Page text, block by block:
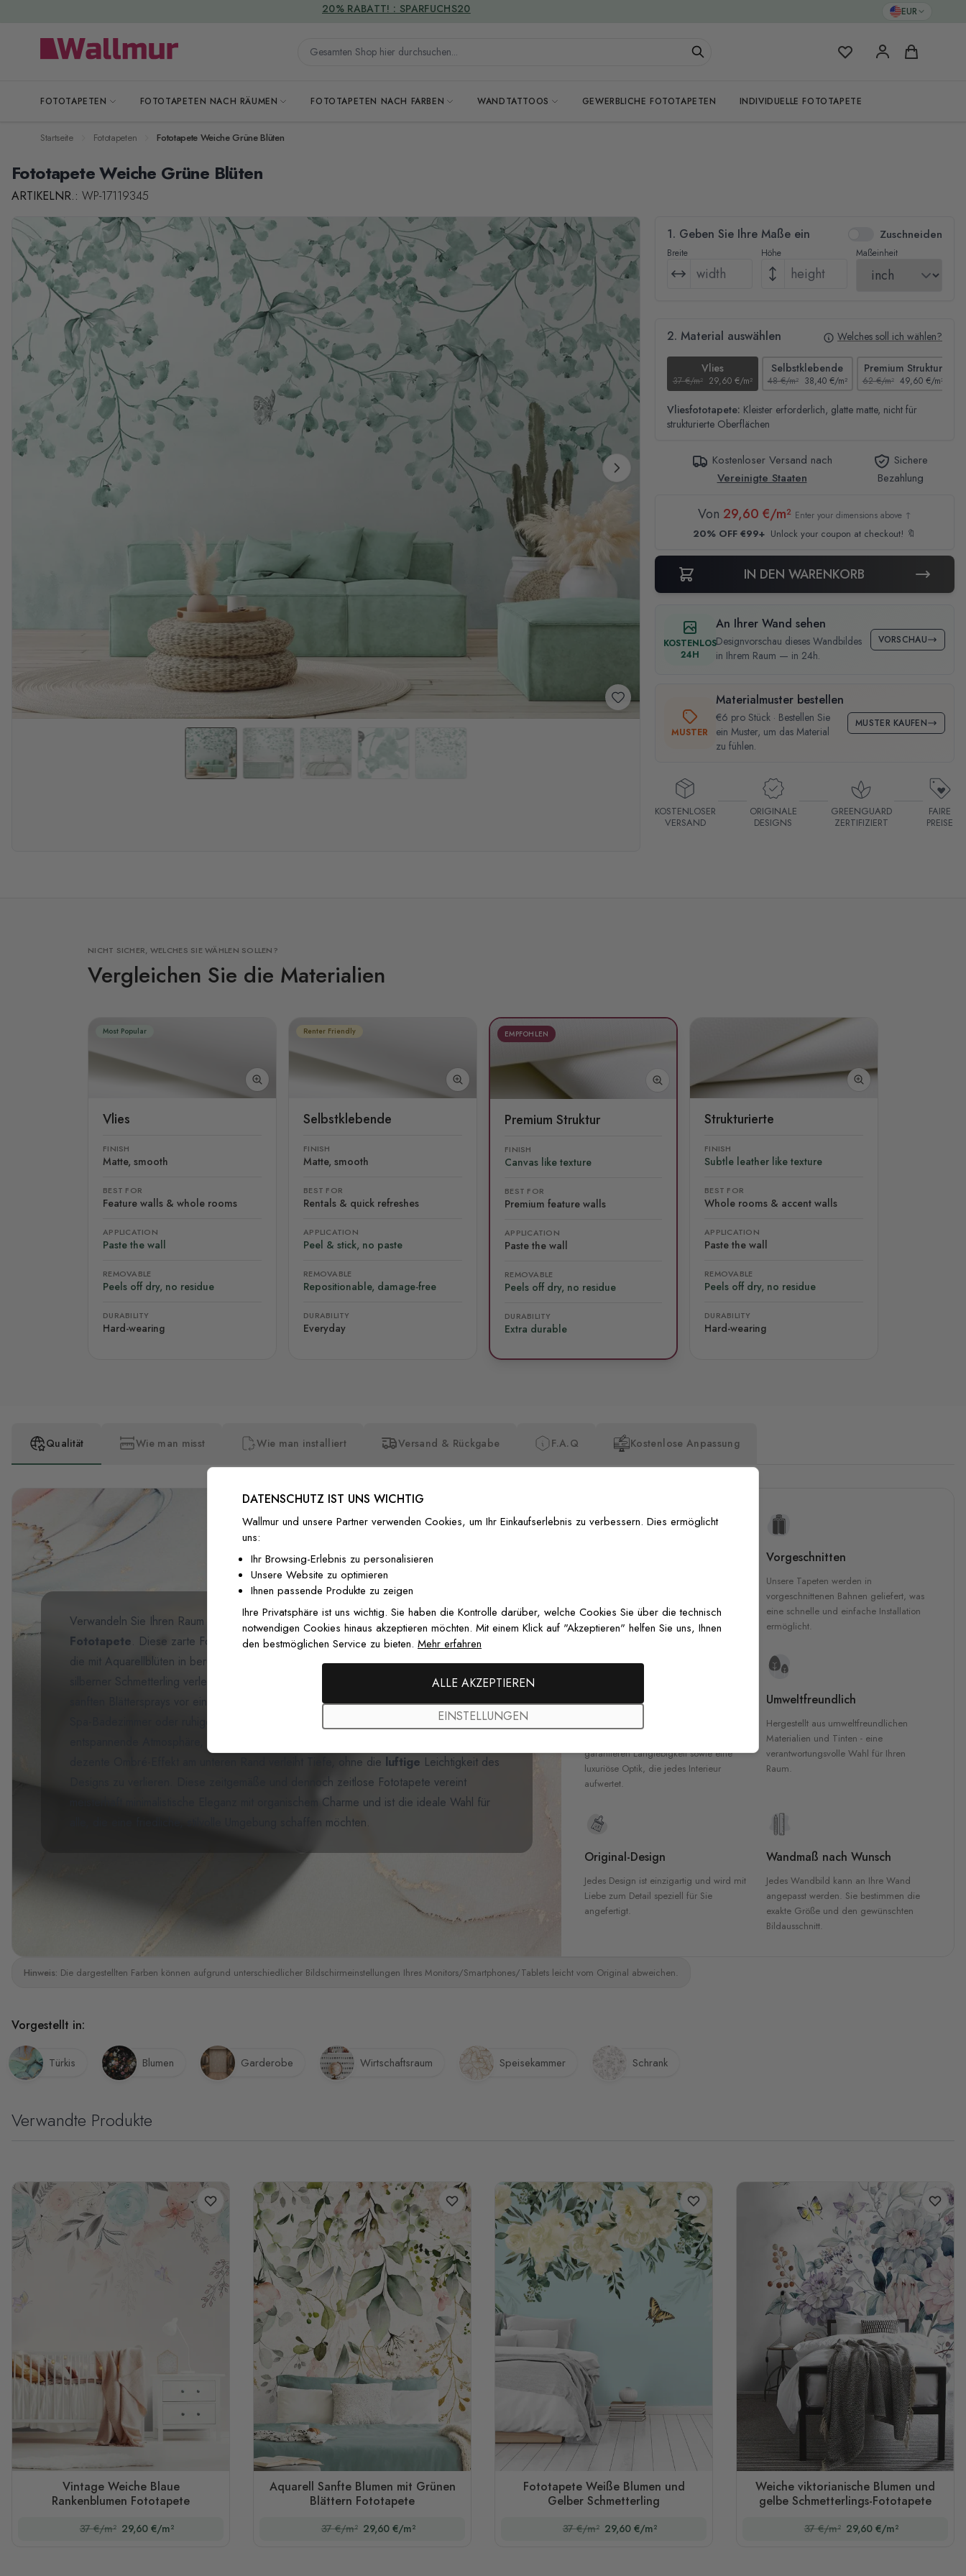
EUR
Gesamten Shop hier durchsuchen... Meine FavoritenWarenkorb
FOTOTAPETEN FOTOTAPETEN NACH RÄUMEN FOTOTAPETEN NACH FARBEN WANDTATTOOS GEWERBLICHE FOTOTAPETEN INDIVIDUELLE FOTOTAPETE
VERSANDKOSTENFREI
Startseite Fototapeten Fototapete Weiche Grüne Blüten
Fototapete Weiche Grüne Blüten
ARTIKELNR.: WP-17119345
1. Geben Sie Ihre Maße ein Zuschneiden
Breite Höhe Maßeinheit
2. Material auswählen Welches soll ich wählen?
Vlies
37 €/m² 29,60 €/m²
Selbstklebende
48 €/m² 38,40 €/m²
Premium Struktur
62 €/m² 49,60 €/m²
Vliesfototapete: Kleister erforderlich, glatte matte, nicht für
strukturierte Oberflächen
Kostenloser Versand nach
Vereinigte Staaten
Sichere
Bezahlung
Von 29,60 €/m² Enter your dimensions above ↑
20% OFF €99+ Unlock your coupon at checkout! 🔖
IN DEN WARENKORB
KOSTENLOS
24H
An Ihrer Wand sehen
Designvorschau dieses Wandbildes
in Ihrem Raum — in 24h.
VORSCHAU
MUSTER
Materialmuster bestellen
€6 pro Stück · Bestellen Sie
ein Muster, um das Material
zu fühlen.
MUSTER KAUFEN
KOSTENLOSER
VERSAND
ORIGINALE
DESIGNS
GREENGUARD
ZERTIFIZIERT
FAIRE
PREISE
NICHT SICHER, WELCHES SIE WÄHLEN SOLLEN?
Vergleichen Sie die Materialien
Most Popular
Vlies
FINISH
Matte, smooth
BEST FOR
Feature walls & whole rooms
APPLICATION
Paste the wall
REMOVABLE
Peels off dry, no residue
DURABILITY
Hard-wearing
Renter Friendly
Selbstklebende
FINISH
Matte, smooth
BEST FOR
Rentals & quick refreshes
APPLICATION
Peel & stick, no paste
REMOVABLE
Repositionable, damage-free
DURABILITY
Everyday
EMPFOHLEN
Premium Struktur
FINISH
Canvas like texture
BEST FOR
Premium feature walls
APPLICATION
Paste the wall
REMOVABLE
Peels off dry, no residue
DURABILITY
Extra durable
Strukturierte
FINISH
Subtle leather like texture
BEST FOR
Whole rooms & accent walls
APPLICATION
Paste the wall
REMOVABLE
Peels off dry, no residue
DURABILITY
Hard-wearing
Qualität Wie man misst Wie man installiert Versand & Rückgabe F.A.Q Kostenlose Anpassung
Verwandeln Sie Ihren Raum in eine ruhige Oase mit unsererSanften Grünen Blüten-
Fototapete. Diese zarte Fototapete fängt die Schönheit herabhängender Zweige ein,
die mit Aquarellblüten in beruhigenden Salbeigrüntönen geschmückt sind. Ein einzelner
silberner Schmetterling verleiht einen Hauch von Verspieltheit, tanzend zwischen den
sanften Blättersprays vor einem nebligen weißen Hintergrund. Perfekt für Schlafzimmer,
Spa-Badezimmer oder ruhige Home-Offices schafft diese Premium-Fototapete eine
dezente Ombré-Effekt am unteren Rand verleiht Tiefe, ohne die luftige Leichtigkeit des
Designs zu verlieren. Diese zeitgemäße und dennoch zeitlose Fototapete vereint
meisterhaft minimalistische Eleganz mit organischem Charme und ist die ideale Wahl für
alle, die eine friedliche, stilvolle Umgebung schaffen möchten.
zertifizierten Tinten für garantierte
Sicherheit in Innenräumen.
Vorgeschnitten
Unsere Tapeten werden in
vorgeschnittenen Bahnen geliefert, was
eine schnelle und einfache Installation
ermöglicht.
Hochwertige Materialien
garantieren Langlebigkeit sowie eine
luxuriöse Optik, die jedes Interieur
aufwertet.
Umweltfreundlich
Hergestellt aus umweltfreundlichen
Materialien und Tinten - eine
verantwortungsvolle Wahl für Ihren
Raum.
Original-Design
Jedes Design ist einzigartig und wird mit
Liebe zum Detail speziell für Sie
angefertigt.
Wandmaß nach Wunsch
Jedes Wandbild kann an Ihre Wand
angepasst werden. Sie bestimmen die
exakte Größe und den gewünschten
Bildausschnitt.
Hinweis: Die dargestellten Farben können aufgrund unterschiedlicher Bildschirmeinstellungen Ihres Monitors/Smartphones/Tablets leicht vom Original abweichen.
Vorgestellt in:
Türkis Blumen Garderobe Wirtschaftsraum Speisekammer Schrank
Verwandte Produkte
Vintage Weiche Blaue
Rankenblumen Fototapete
37 €/m² 29,60 €/m²
Aquarell Sanfte Blumen mit Grünen
Blättern Fototapete
37 €/m² 29,60 €/m²
Fototapete Weiße Blumen und
Gelber Schmetterling
37 €/m² 29,60 €/m²
Weiche viktorianische Blumen und
gelbe Schmetterlings-Fototapete
37 €/m² 29,60 €/m²
DATENSCHUTZ IST UNS WICHTIG
Wallmur und unsere Partner verwenden Cookies, um Ihr Einkaufserlebnis zu verbessern. Dies ermöglicht
uns:
Ihr Browsing-Erlebnis zu personalisieren
Unsere Website zu optimieren
Ihnen passende Produkte zu zeigen
Ihre Privatsphäre ist uns wichtig. Sie haben die Kontrolle darüber, welche Cookies Sie über die technisch
notwendigen Cookies hinaus akzeptieren möchten. Mit einem Klick auf "Akzeptieren" helfen Sie uns, Ihnen
den bestmöglichen Service zu bieten. Mehr erfahren
ALLE AKZEPTIEREN
EINSTELLUNGEN